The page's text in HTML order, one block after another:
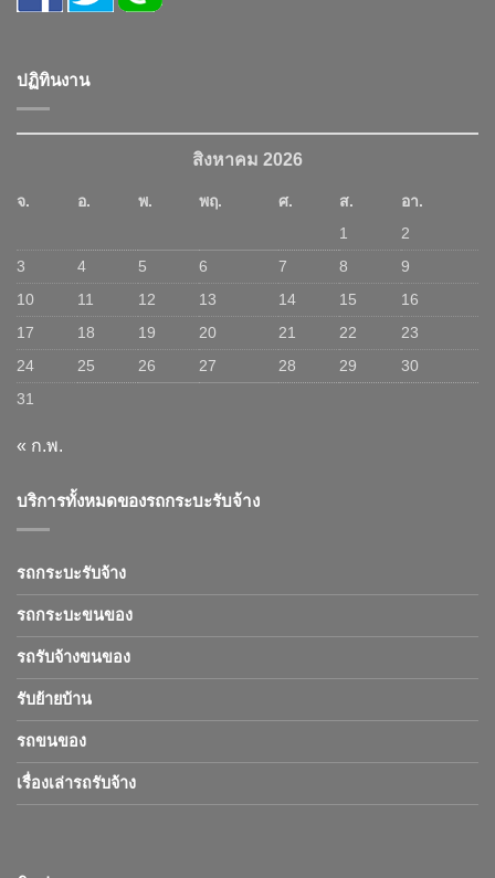
ปฏิทินงาน
สิงหาคม 2026
จ. อ. พ. พฤ. ศ. ส.
อา.
1
2
3
4 5 6 7 8
9
10
11 12 13 14 15
16
17
18 19 20 21 22
23
24
25 26 27 28 29
30
31
« ก.พ.
บริการทั้งหมดของรถกระบะรับจ้าง
รถกระบะรับจ้าง
รถกระบะขนของ
รถรับจ้างขนของ
รับย้ายบ้าน
รถขนของ
เรื่องเล่ารถรับจ้าง